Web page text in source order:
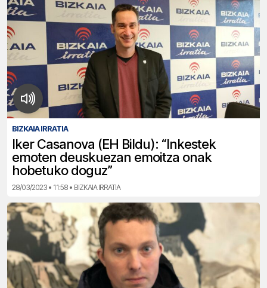
BIZKAIA IRRATIA
Iker Casanova (EH Bildu): “Inkestek
emoten deuskuezan emoitza onak
hobetuko doguz”
28/03/2023 • 11:58 • BIZKAIA IRRATIA